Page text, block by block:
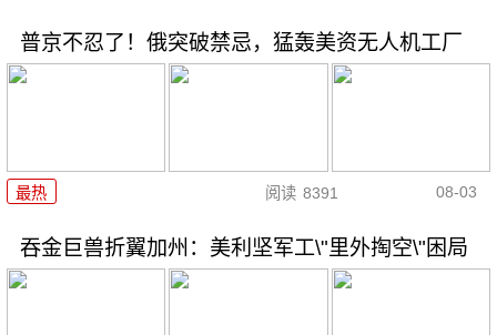
普京不忍了！俄突破禁忌，猛轰美资无人机工厂
最热 阅读 8391 08-03
吞金巨兽折翼加州：美利坚军工\"里外掏空\"困局